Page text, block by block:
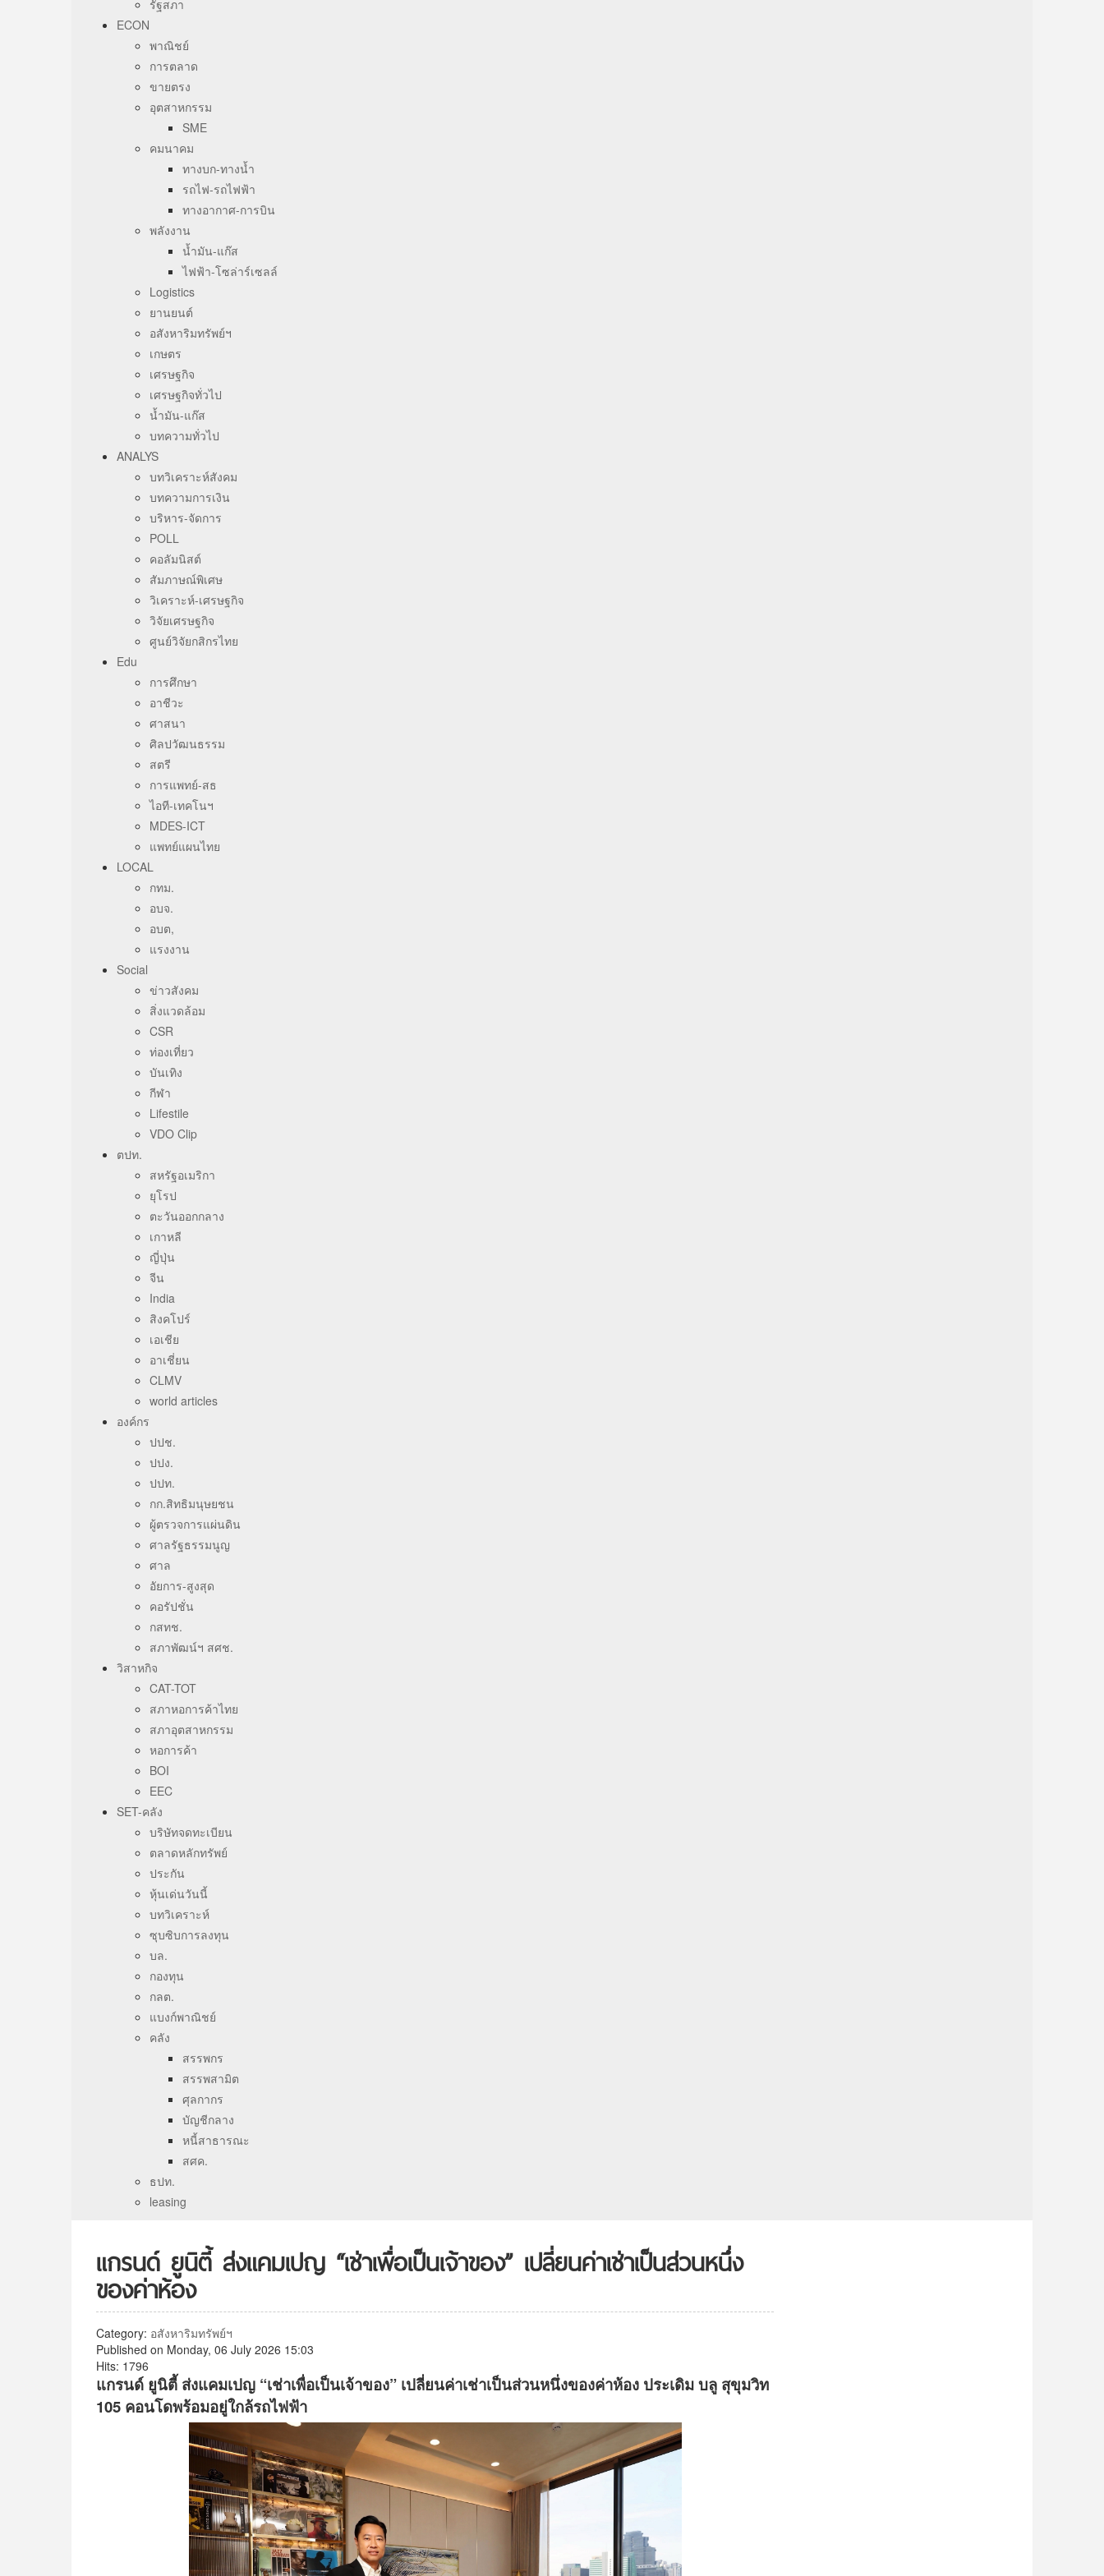
รัฐสภา
ECON
พาณิชย์
การตลาด
ขายตรง
อุตสาหกรรม
SME
คมนาคม
ทางบก-ทางน้ำ
รถไฟ-รถไฟฟ้า
ทางอากาศ-การบิน
พลังงาน
น้ำมัน-แก๊ส
ไฟฟ้า-โซล่าร์เซลล์
Logistics
ยานยนต์
อสังหาริมทรัพย์ฯ
เกษตร
เศรษฐกิจ
เศรษฐกิจทั่วไป
น้ำมัน-แก๊ส
บทความทั่วไป
ANALYS
บทวิเคราะห์สังคม
บทความการเงิน
บริหาร-จัดการ
POLL
คอลัมนิสต์
สัมภาษณ์พิเศษ
วิเคราะห์-เศรษฐกิจ
วิจัยเศรษฐกิจ
ศูนย์วิจัยกสิกรไทย
Edu
การศึกษา
อาชีวะ
ศาสนา
ศิลปวัฒนธรรม
สตรี
การแพทย์-สธ
ไอที-เทคโนฯ
MDES-ICT
แพทย์แผนไทย
LOCAL
กทม.
อบจ.
อบต,
แรงงาน
Social
ข่าวสังคม
สิ่งแวดล้อม
CSR
ท่องเที่ยว
บันเทิง
กีฬา
Lifestile
VDO Clip
ตปท.
สหรัฐอเมริกา
ยุโรป
ตะวันออกกลาง
เกาหลี
ญี่ปุ่น
จีน
India
สิงคโปร์
เอเชีย
อาเชี่ยน
CLMV
world articles
องค์กร
ปปช.
ปปง.
ปปท.
กก.สิทธิมนุษยชน
ผู้ตรวจการแผ่นดิน
ศาลรัฐธรรมนูญ
ศาล
อัยการ-สูงสุด
คอรัปชั่น
กสทช.
สภาพัฒน์ฯ สศช.
วิสาหกิจ
CAT-TOT
สภาหอการค้าไทย
สภาอุตสาหกรรม
หอการค้า
BOI
EEC
SET-คลัง
บริษัทจดทะเบียน
ตลาดหลักทรัพย์
ประกัน
หุ้นเด่นวันนี้
บทวิเคราะห์
ซุบซิบการลงทุน
บล.
กองทุน
กลต.
แบงก์พาณิชย์
คลัง
สรรพกร
สรรพสามิต
ศุลกากร
บัญชีกลาง
หนี้สาธารณะ
สศค.
ธปท.
leasing
แกรนด์ ยูนิตี้ ส่งแคมเปญ “เช่าเพื่อเป็นเจ้าของ” เปลี่ยนค่าเช่าเป็นส่วนหนึ่ง
ของค่าห้อง
Category: อสังหาริมทรัพย์ฯ
Published on Monday, 06 July 2026 15:03
Hits: 1796
แกรนด์ ยูนิตี้ ส่งแคมเปญ “เช่าเพื่อเป็นเจ้าของ” เปลี่ยนค่าเช่าเป็นส่วนหนึ่งของค่าห้อง ประเดิม บลู สุขุมวิท
105 คอนโดพร้อมอยู่ใกล้รถไฟฟ้า